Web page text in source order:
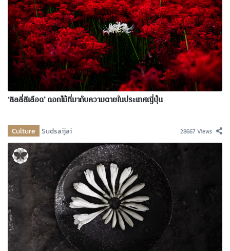
‘ลิลลี่สีเลือด’ ดอกไม้ที่มากับความตายในประเทศญี่ปุ่น
Culture Sudsaijai 28667 Views